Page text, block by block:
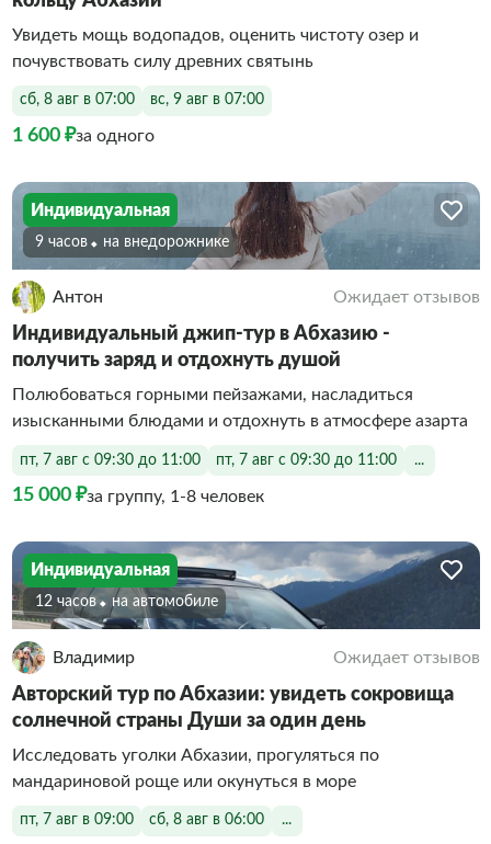
Увидеть мощь водопадов, оценить чистоту озер и
почувствовать силу древних святынь
сб, 8 авг в 07:00 вс, 9 авг в 07:00
1 600 ₽за одного
Индивидуальная
9 часов На внедорожнике
Антон Ожидает отзывов
Индивидуальный джип-тур в Абхазию -
получить заряд и отдохнуть душой
Полюбоваться горными пейзажами, насладиться
изысканными блюдами и отдохнуть в атмосфере азарта
пт, 7 авг с 09:30 до 11:00 пт, 7 авг с 09:30 до 11:00 ...
15 000 ₽за группу, 1-8 человек
Индивидуальная
12 часов На автомобиле
Владимир Ожидает отзывов
Авторский тур по Абхазии: увидеть сокровища
солнечной страны Души за один день
Исследовать уголки Абхазии, прогуляться по
мандариновой роще или окунуться в море
пт, 7 авг в 09:00 сб, 8 авг в 06:00 ...